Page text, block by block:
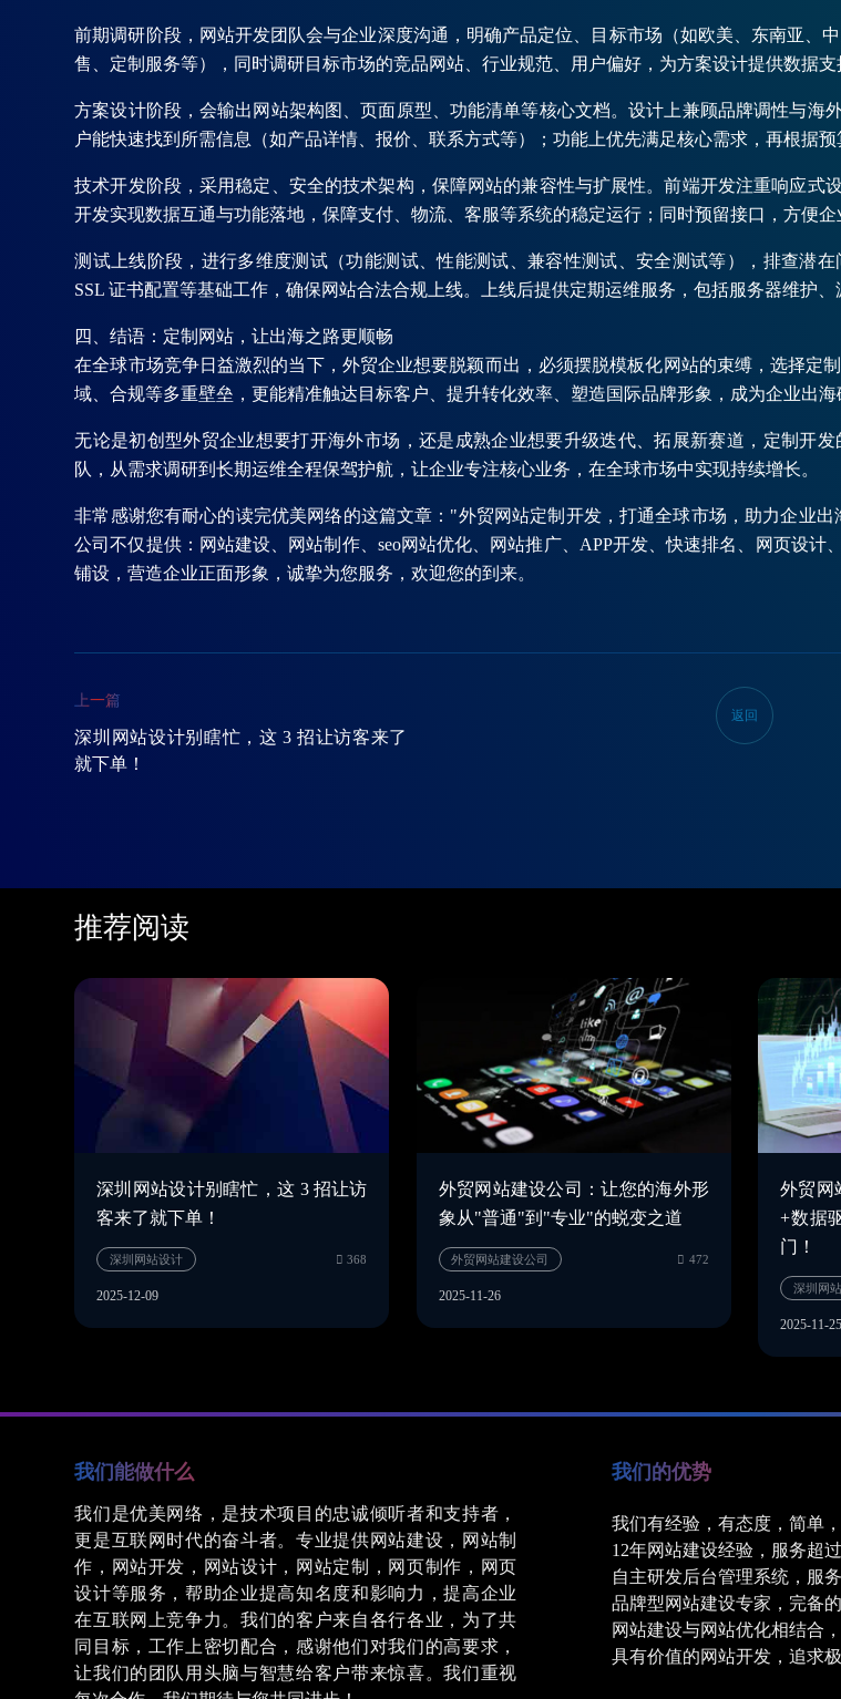
前期调研阶段，网站开发团队会与企业深度沟通，明确产品定位、目标市场（如欧美、东南亚、
售、定制服务等），同时调研目标市场的竞品网站、行业规范、用户偏好，为方案设计提供数据支
方案设计阶段，会输出网站架构图、页面原型、功能清单等核心文档。设计上兼顾品牌调性与海
户能快速找到所需信息（如产品详情、报价、联系方式等）；功能上优先满足核心需求，再根据
技术开发阶段，采用稳定、安全的技术架构，保障网站的兼容性与扩展性。前端开发注重响应
开发实现数据互通与功能落地，保障支付、物流、客服等系统的稳定运行；同时预留接口，方便
测试上线阶段，进行多维度测试（功能测试、性能测试、兼容性测试、安全测试等），排查潜
SSL 证书配置等基础工作，确保网站合法合规上线。上线后提供定期运维服务，包括服务器维护
四、结语：定制网站，让出海之路更顺畅
在全球市场竞争日益激烈的当下，外贸企业想要脱颖而出，必须摆脱模板化网站的束缚，选择定
域、合规等多重壁垒，更能精准触达目标客户、提升转化效率、塑造国际品牌形象，成为企业出海
无论是初创型外贸企业想要打开海外市场，还是成熟企业想要升级迭代、拓展新赛道，定制开
队，从需求调研到长期运维全程保驾护航，让企业专注核心业务，在全球市场中实现持续增长。
非常感谢您有耐心的读完优美网络的这篇文章："外贸网站定制开发，打通全球市场，助力企业
公司不仅提供：网站建设、网站制作、seo网站优化、网站推广、APP开发、快速排名、网页设
铺设，营造企业正面形象，诚挚为您服务，欢迎您的到来。
上一篇
深圳网站设计别瞎忙，这 3 招让访客来了
就下单！
返回
推荐阅读
深圳网站设计别瞎忙，这 3 招让访
客来了就下单！
深圳网站设计 368
2025-12-09
外贸网站建设公司：让您的海外形
象从"普通"到"专业"的蜕变之道
外贸网站建设公司 472
2025-11-26
外贸网
+数据
门！
2025-11-25
我们能做什么
我们是优美网络，是技术项目的忠诚倾听者和支持者，
更是互联网时代的奋斗者。专业提供网站建设，网站制
作，网站开发，网站设计，网站定制，网页制作，网页
设计等服务，帮助企业提高知名度和影响力，提高企业
在互联网上竞争力。我们的客户来自各行各业，为了共
同目标，工作上密切配合，感谢他们对我们的高要求，
让我们的团队用头脑与智慧给客户带来惊喜。我们重视
我们的优势
我们有经验，有态度，简单，
12年网站建设经验，服务超过
自主研发后台管理系统，服
品牌型网站建设专家，完备
网站建设与网站优化相结合
具有价值的网站开发，追求